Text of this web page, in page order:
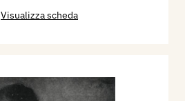
Visualizza scheda